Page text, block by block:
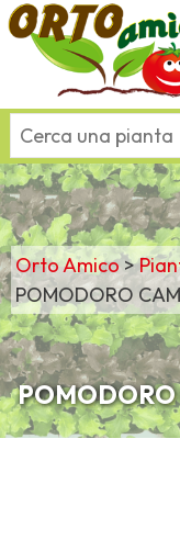
Orto Amico>
POMODORO